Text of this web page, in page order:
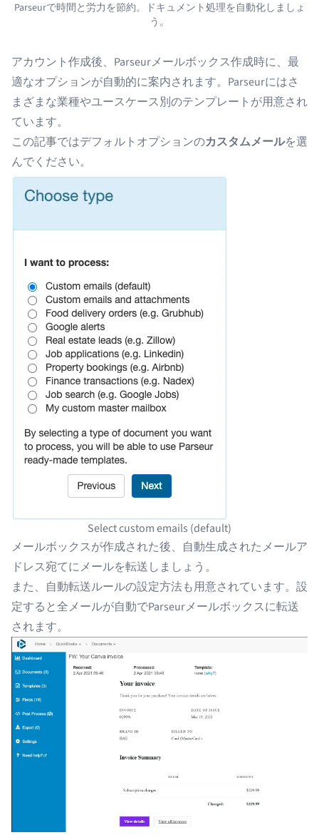
Parseurで時間と労力を節約。ドキュメント処理を自動化しましょ
う。
アカウント作成後、Parseurメールボックス作成時に、最
適なオプションが自動的に案内されます。Parseurにはさ
まざまな業種やユースケース別のテンプレートが用意され
ています。
この記事ではデフォルトオプションのカスタムメールを選
んでください。
Select custom emails (default)
メールボックスが作成された後、自動生成されたメールア
ドレス宛てにメールを転送しましょう。
また、 自動転送ルールの設定方法も用意されています。設
定すると全メールが自動でParseurメールボックスに転送
されます。